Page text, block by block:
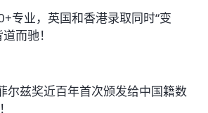
专业，英国和香港录取同时“变
而驰！
尔兹奖近百年首次颁发给中国籍数